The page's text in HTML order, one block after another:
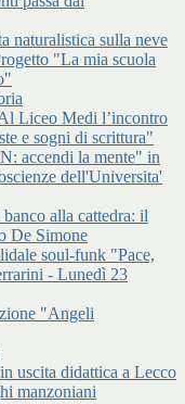
naturalistica sulla neve
"La mia scuola
Liceo Medi l’incontro
e sogni di scrittura"
accendi la mente" in
dell'Universita'
alla cattedra: il
De Simone
soul-funk "Pace,
- Lunedì 23
"Angeli
uscita didattica a Lecco
manzoniani